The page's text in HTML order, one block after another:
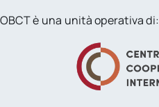
OBCT è una unità operativa di: